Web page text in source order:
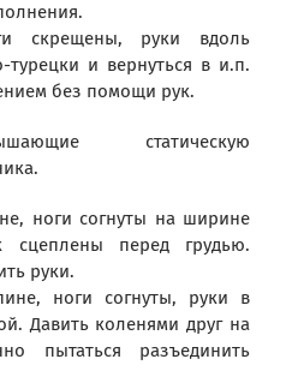
скрещены, руки вдоль
турецки и вернуться в и.п.
без помощи рук.
статическую
ноги согнуты на ширине
сцеплены перед грудью.
руки.
ноги согнуты, руки в
Давить коленями друг на
пытаться разъединить